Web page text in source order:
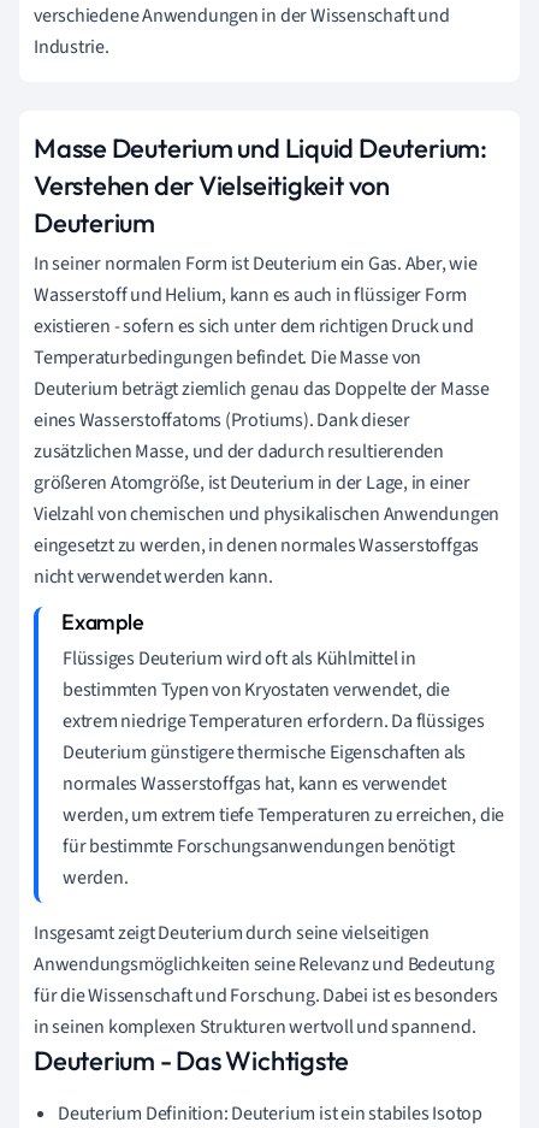
verschiedene Anwendungen in der Wissenschaft und
Industrie.
Masse Deuterium und Liquid Deuterium:
Verstehen der Vielseitigkeit von
Deuterium
In seiner normalen Form ist Deuterium ein Gas. Aber, wie
Wasserstoff und Helium, kann es auch in flüssiger Form
existieren - sofern es sich unter dem richtigen Druck und
Temperaturbedingungen befindet. Die Masse von
Deuterium beträgt ziemlich genau das Doppelte der Masse
eines Wasserstoffatoms (Protiums). Dank dieser
zusätzlichen Masse, und der dadurch resultierenden
größeren Atomgröße, ist Deuterium in der Lage, in einer
Vielzahl von chemischen und physikalischen Anwendungen
eingesetzt zu werden, in denen normales Wasserstoffgas
nicht verwendet werden kann.
Flüssiges Deuterium wird oft als Kühlmittel in
bestimmten Typen von Kryostaten verwendet, die
extrem niedrige Temperaturen erfordern. Da flüssiges
Deuterium günstigere thermische Eigenschaften als
normales Wasserstoffgas hat, kann es verwendet
werden, um extrem tiefe Temperaturen zu erreichen, die
für bestimmte Forschungsanwendungen benötigt
werden.
Insgesamt zeigt Deuterium durch seine vielseitigen
Anwendungsmöglichkeiten seine Relevanz und Bedeutung
für die Wissenschaft und Forschung. Dabei ist es besonders
in seinen komplexen Strukturen wertvoll und spannend.
Deuterium - Das Wichtigste
Deuterium Definition: Deuterium ist ein stabiles Isotop